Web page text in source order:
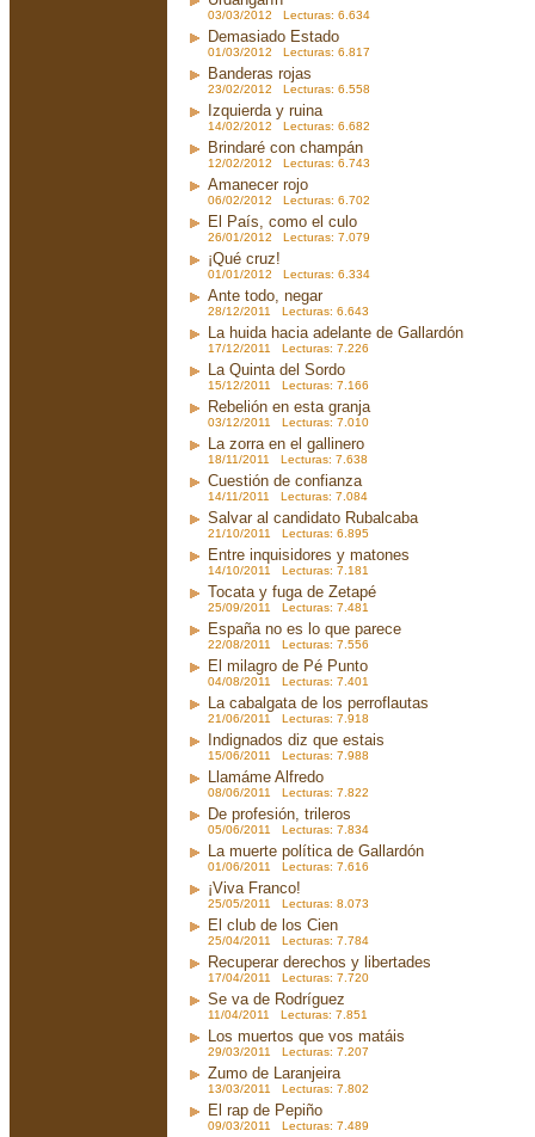
03/03/2012 Lecturas: 6.634
Demasiado Estado
01/03/2012 Lecturas: 6.817
Banderas rojas
23/02/2012 Lecturas: 6.558
Izquierda y ruina
14/02/2012 Lecturas: 6.682
Brindaré con champán
12/02/2012 Lecturas: 6.743
Amanecer rojo
06/02/2012 Lecturas: 6.702
El País, como el culo
26/01/2012 Lecturas: 7.079
¡Qué cruz!
01/01/2012 Lecturas: 6.334
Ante todo, negar
28/12/2011 Lecturas: 6.643
La huida hacia adelante de Gallardón
17/12/2011 Lecturas: 7.226
La Quinta del Sordo
15/12/2011 Lecturas: 7.166
Rebelión en esta granja
03/12/2011 Lecturas: 7.010
La zorra en el gallinero
18/11/2011 Lecturas: 7.638
Cuestión de confianza
14/11/2011 Lecturas: 7.084
Salvar al candidato Rubalcaba
21/10/2011 Lecturas: 6.895
Entre inquisidores y matones
14/10/2011 Lecturas: 7.181
Tocata y fuga de Zetapé
25/09/2011 Lecturas: 7.481
España no es lo que parece
22/08/2011 Lecturas: 7.556
El milagro de Pé Punto
04/08/2011 Lecturas: 7.401
La cabalgata de los perroflautas
21/06/2011 Lecturas: 7.918
Indignados diz que estais
15/06/2011 Lecturas: 7.988
Llamáme Alfredo
08/06/2011 Lecturas: 7.822
De profesión, trileros
05/06/2011 Lecturas: 7.834
La muerte política de Gallardón
01/06/2011 Lecturas: 7.616
¡Viva Franco!
25/05/2011 Lecturas: 8.073
El club de los Cien
25/04/2011 Lecturas: 7.784
Recuperar derechos y libertades
17/04/2011 Lecturas: 7.720
Se va de Rodríguez
11/04/2011 Lecturas: 7.851
Los muertos que vos matáis
29/03/2011 Lecturas: 7.207
Zumo de Laranjeira
13/03/2011 Lecturas: 7.802
El rap de Pepiño
09/03/2011 Lecturas: 7.489